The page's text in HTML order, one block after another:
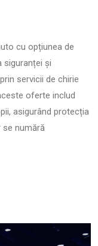
cu opțiunea de
siguranței și
servicii de chirie
oferte includ
asigurând protecția
numără